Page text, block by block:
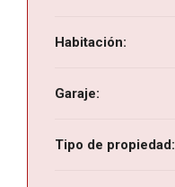
Habitación:
Garaje:
Tipo de propiedad: